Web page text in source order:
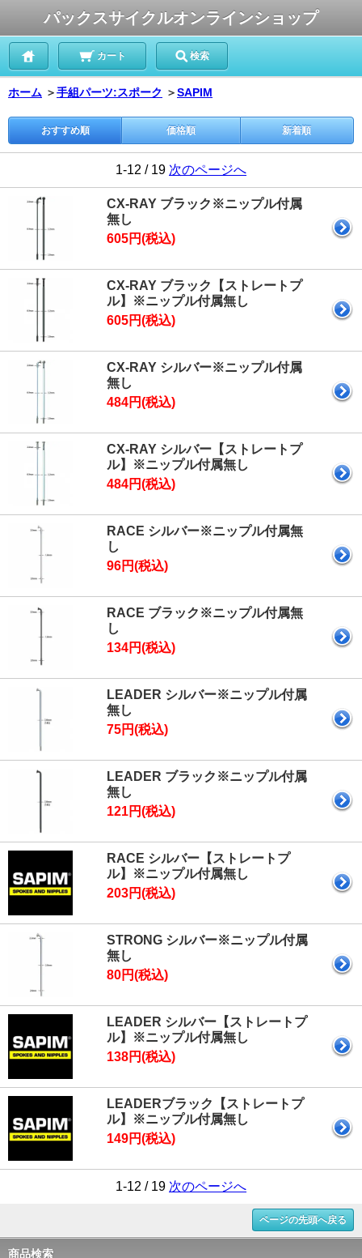
パックスサイクルオンラインショップ
カート 検索
ホーム ＞手組パーツ:スポーク ＞SAPIM
おすすめ順 価格順 新着順
1-12 / 19 次のページへ
CX-RAY ブラック※ニップル付属
無し
605円(税込)
CX-RAY ブラック【ストレートプ
ル】※ニップル付属無し
605円(税込)
CX-RAY シルバー※ニップル付属
無し
484円(税込)
CX-RAY シルバー【ストレートプ
ル】※ニップル付属無し
484円(税込)
RACE シルバー※ニップル付属無
し
96円(税込)
RACE ブラック※ニップル付属無
し
134円(税込)
LEADER シルバー※ニップル付属
無し
75円(税込)
LEADER ブラック※ニップル付属
無し
121円(税込)
RACE シルバー【ストレートプ
ル】※ニップル付属無し
203円(税込)
STRONG シルバー※ニップル付属
無し
80円(税込)
LEADER シルバー【ストレートプ
ル】※ニップル付属無し
138円(税込)
LEADERブラック【ストレートプ
ル】※ニップル付属無し
149円(税込)
1-12 / 19 次のページへ
ページの先頭へ戻る
商品検索